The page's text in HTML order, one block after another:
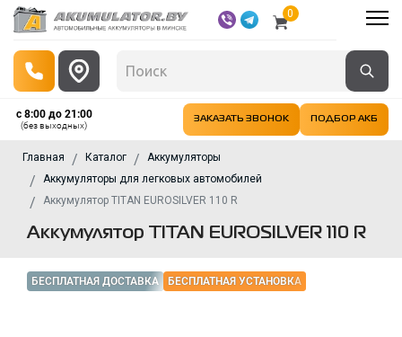
0
с 8:00 до 21:00
(без выходных)
ЗАКАЗАТЬ ЗВОНОК ПОДБОР АКБ
Главная Каталог
Аккумуляторы
Аккумуляторы для легковых автомобилей
Аккумулятор TITAN EUROSILVER 110 R
Аккумулятор TITAN EUROSILVER 110 R
БЕСПЛАТНАЯ ДОСТАВКА БЕСПЛАТНАЯ УСТАНОВКА